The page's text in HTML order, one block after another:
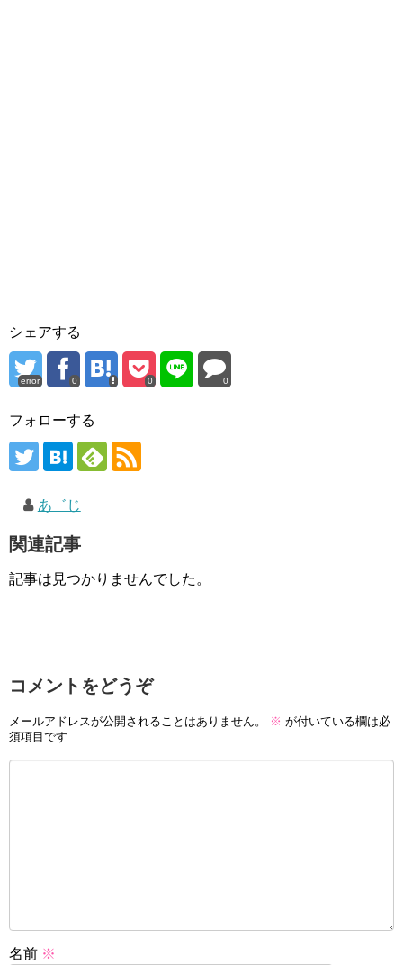
シェアする
error 0 0 0
フォローする
あ゛じ
関連記事
記事は見つかりませんでした。
コメントをどうぞ
メールアドレスが公開されることはありません。 ※ が付いている欄は必
須項目です
名前 ※